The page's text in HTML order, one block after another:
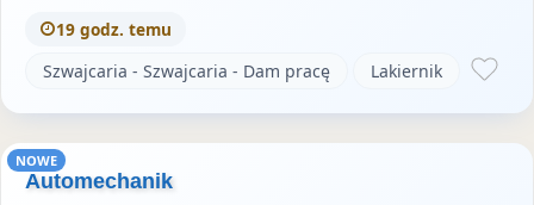
19 godz. temu
Szwajcaria - Szwajcaria - Dam pracę
Lakiernik
NOWE
Automechanik